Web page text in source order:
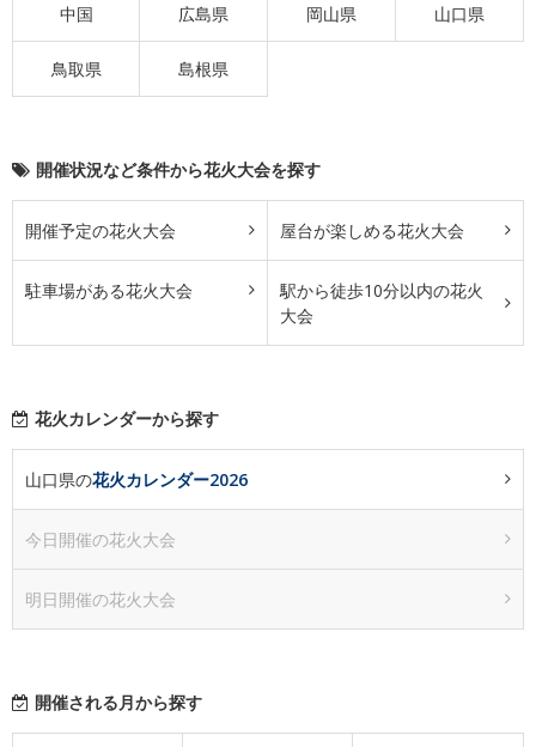
中国 広島県 岡山県 山口県
鳥取県 島根県
開催状況など条件から花火大会を探す
開催予定の花火大会 屋台が楽しめる花火大会
駐車場がある花火大会
駅から徒歩10分以内の花火
大会
花火カレンダーから探す
山口県の花火カレンダー2026
今日開催の花火大会
明日開催の花火大会
開催される月から探す